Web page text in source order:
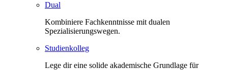
Dual
Kombiniere Fachkenntnisse mit dualen
Spezialisierungswegen.
Studienkolleg
Lege dir eine solide akademische Grundlage für